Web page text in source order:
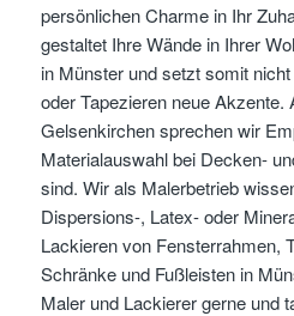
persönlichen Charme in Ihr
gestaltet Ihre Wände in Ihrer
in Münster und setzt somit
oder Tapezieren neue Akzente.
Gelsenkirchen sprechen wir
Materialauswahl bei Decken-
sind. Wir als Malerbetrieb
Dispersions-, Latex- oder
Lackieren von Fensterrahmen,
Schränke und Fußleisten in
Maler und Lackierer gerne und